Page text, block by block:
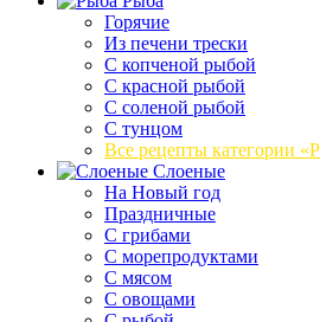
Горячие
Из печени трески
С копченой рыбой
С красной рыбой
С соленой рыбой
С тунцом
Все рецепты категории
Слоеные
На Новый год
Праздничные
С грибами
С морепродуктами
С мясом
С овощами